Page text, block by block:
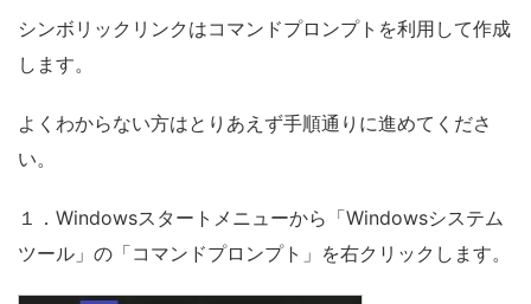
シンボリックリンクはコマンドプロンプトを利用して作成
します。
よくわからない方はとりあえず手順通りに進めてくださ
い。
１．Windowsスタートメニューから「Windowsシステム
ツール」の「コマンドプロンプト」を右クリックします。